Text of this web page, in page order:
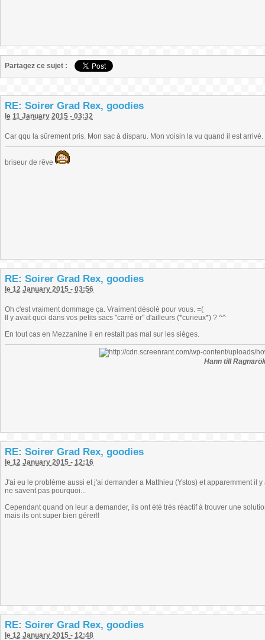
Partagez ce sujet :
RE: Soirer Grad Rex, goodies
le 11 January 2015 - 03:32
Car qqu la sûrement pris. Mon sac à disparu. Mon voisin la vu quand il est
briseur de rêve
RE: Soirer Grad Rex, goodies
le 12 January 2015 - 03:56
Oh c'est vraiment dommage ça. Vraiment désolé pour vous. =(
Il y avait quoi dans vos petits sacs "carré or" d'ailleurs (*curieux*) ? ^^
En tout cas en Mezzanine il en restait pas mal sur les sièges.
Hann till
RE: Soirer Grad Rex, goodies
le 12 January 2015 - 12:16
J'ai eu le problème aussi et j'ai demander a Matthieu (Ystos) et apparemment il
ne savent pas pourquoi...
Cependant quand on leur a demander, ils ont été très réactif à trouver une
mais ils ont super bien gérer!!
RE: Soirer Grad Rex, goodies
le 12 January 2015 - 12:48